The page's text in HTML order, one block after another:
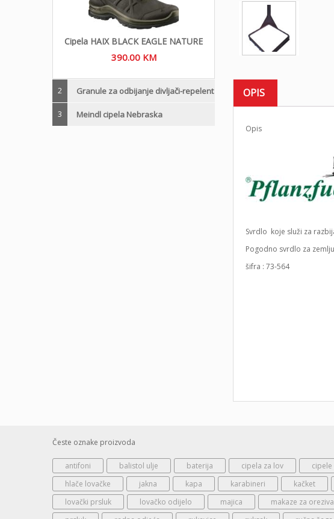
Cipela HAIX BLACK EAGLE NATURE
390.00 KM
2 Granule za odbijanje divljači-repelent
3 Meindl cipela Nebraska
OPIS
Opis
Svrdlo koje služi za
Pogodno svrdlo za
šifra : 73-564
Česte oznake proizvoda
antifoni balistol ulje baterija cipela za lov
hlače lovačke
jakna kapa karabineri kačket
lovački prsluk
lovačko odijelo majica makaze za